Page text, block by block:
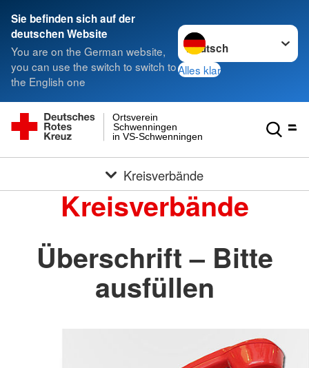
Sie befinden sich auf der
deutschen Website
You are on the German website,
you can use the switch to switch to
the English one
Sprache wechseln zu
Alles klar
in VS-Schwenningen
Schwenningen
Ortsverein
Kreisverbände
Kreisverbände
Überschrift – Bitte
ausfüllen